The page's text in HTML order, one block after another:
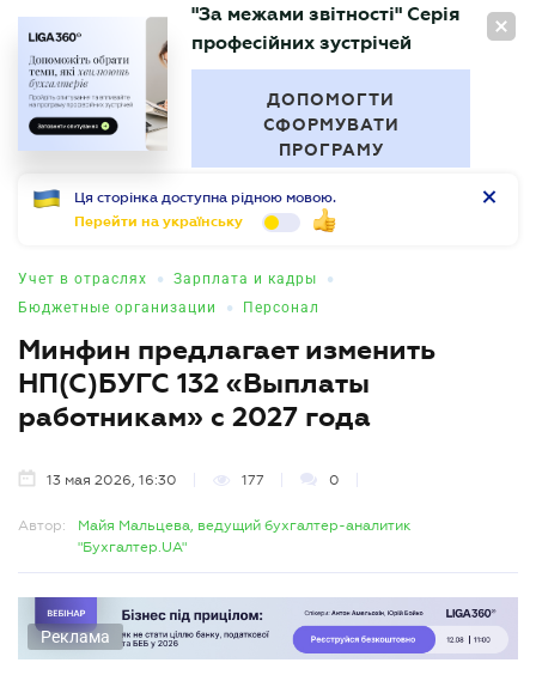
RU
БУХГАЛТЕР
"За межами звітності" Серія
професійних зустрічей
ДОПОМОГТИ
СФОРМУВАТИ
ПРОГРАМУ
Ця сторінка доступна рідною мовою.
Перейти на українську
Учет в отраслях • Зарплата и кадры •
Бюджетные организации • Персонал
Минфин предлагает изменить
НП(С)БУГС 132 «Выплаты
работникам» с 2027 года
13 мая 2026, 16:30 177 0
Автор:
Майя Мальцева, ведущий бухгалтер-аналитик
"Бухгалтер.UA"
Реклама